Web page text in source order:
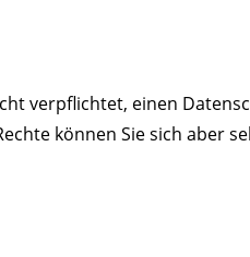
verpflichtet, einen
können Sie sich aber